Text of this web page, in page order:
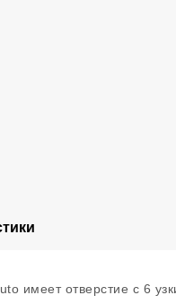
имеет отверстие с 6